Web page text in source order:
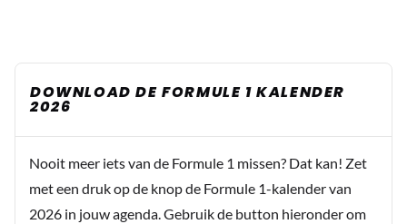
DOWNLOAD DE FORMULE 1 KALENDER
2026
Nooit meer iets van de Formule 1 missen? Dat kan! Zet
met een druk op de knop de Formule 1-kalender van
2026 in jouw agenda. Gebruik de button hieronder om